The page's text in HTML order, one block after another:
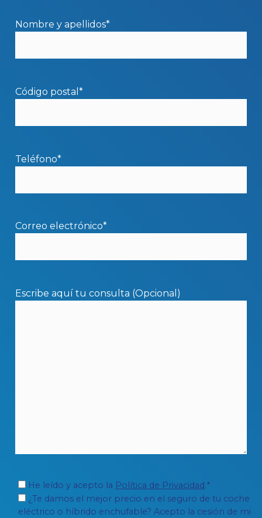
Nombre y apellidos*
Código postal*
Teléfono*
Correo electrónico*
Escribe aquí tu consulta (Opcional)
He leído y acepto la Política de Privacidad.*
¿Te damos el mejor precio en el seguro de tu coche
eléctrico o híbrido enchufable? Acepto la cesión de mi